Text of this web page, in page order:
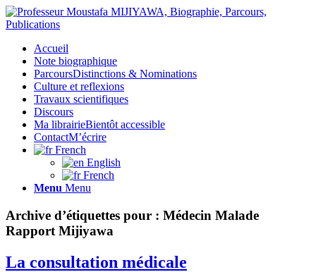
Accueil
Note biographique
ParcoursDistinctions & Nominations
Culture et reflexions
Travaux scientifiques
Discours
Ma librairieBientôt accessible
ContactM’écrire
French
English
French
Menu Menu
Archive d’étiquettes pour : Médecin Malade
Rapport Mijiyawa
La consultation médicale